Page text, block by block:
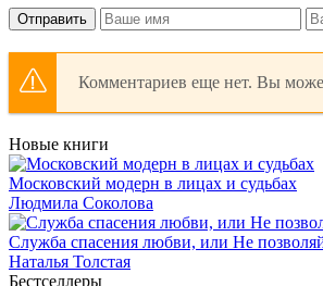
Отправить
Комментариев еще нет. Вы
Новые книги
Московский модерн в лицах и судьбах
Людмила Соколова
Служба спасения любви, или Не
Наталья Толстая
Бестселлеры